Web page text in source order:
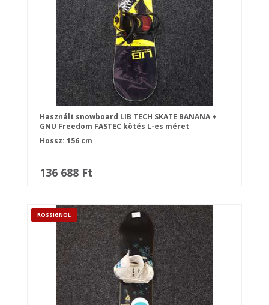
Használt snowboard LIB TECH SKATE BANANA +
GNU Freedom FASTEC kötés L-es méret
Hossz: 156 cm
136 688 Ft
ROSSIGNOL